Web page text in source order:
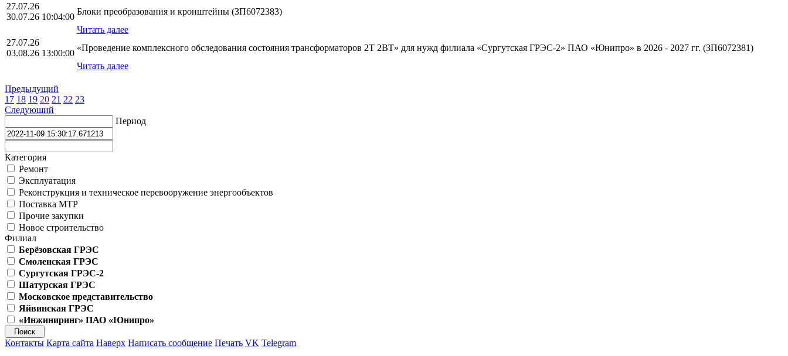
27.07.26
30.07.26 10:04:00
Блоки преобразования и кронштейны (ЗП6072383)
Читать далее
27.07.26
03.08.26 13:00:00
«Проведение комплексного обследования состояния трансформаторов 2Т 2ВТ» для нужд филиала «Сургутская ГРЭС-2» ПАО «Юнипро» в 2026 - 2027 гг. (ЗП6072381)
Читать далее
Предыдущий
17 18 19 20 21 22 23
Следующий
Период
Категория
Ремонт
Эксплуатация
Реконструкция и техническое перевооружение энергообъектов
Поставка МТР
Прочие закупки
Новое строительство
Филиал
Берёзовская ГРЭС
Смоленская ГРЭС
Сургутская ГРЭС-2
Шатурская ГРЭС
Московское представительство
Яйвинская ГРЭС
«Инжиниринг» ПАО «Юнипро»
Контакты Карта сайта Наверх Написать сообщение Печать VK Telegram